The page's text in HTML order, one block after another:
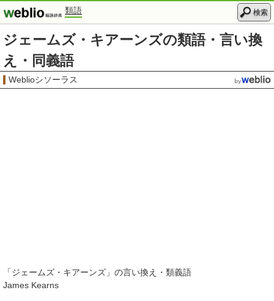
類語 検索
ジェームズ・キアーンズの類語・言い換
え・同義語
Weblioシソーラス
「ジェームズ・キアーンズ 」の言い換え・類義語
James Kearns